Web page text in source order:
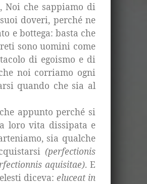
Noi che sappiamo di
doveri, perché ne
e bottega: basta che
sono uomini come
di egoismo e di
noi corriamo ogni
quando che sia al
appunto perché si
loro vita dissipata e
sia qualche
(perfectionis
aquisitae). E
diceva: eluceat in